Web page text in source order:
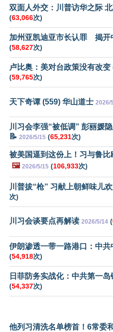
双面人外交：川普访华之际
(63,066次)
加州亚凯迪亚市长认罪 揭开
(58,627次)
卢比奥：美对台政策没有改变
(59,765次)
天下奇谭 (559) 华山道士 2026/
川习会李强“被低调” 彭丽媛
📝 2026/5/15 (65,231次)
被美国逼到这份上！习与鲁比
🖼️ 2026/5/15 (106,933次)
川普拔“枪” 习献上朝鲜味儿
次)
川习会谈要点再解读 2026/5/14 (
伊朗渗透一带一路港口：中共
(54,918次)
日菲防务实战化：中共第一
(54,337次)
他列习清洗名单榜首！6常委